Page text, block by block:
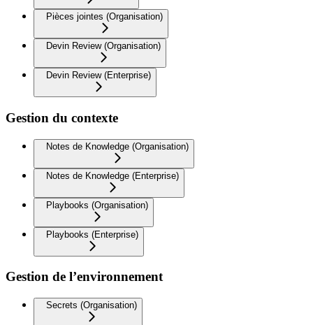
Pièces jointes (Organisation)
Devin Review (Organisation)
Devin Review (Enterprise)
Gestion du contexte
Notes de Knowledge (Organisation)
Notes de Knowledge (Enterprise)
Playbooks (Organisation)
Playbooks (Enterprise)
Gestion de l’environnement
Secrets (Organisation)